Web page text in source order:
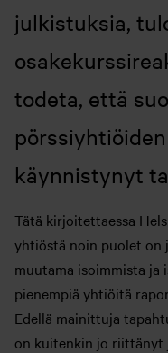
julkistuksia,
todeta, että
käynnistynyt
Tätä kirjoitettaessa
yhtiöstä noin puolet on
muutama isoimmista ja
pienempiä yhtiöitä
Edellä mainittuja
on kuitenkin jo riittänyt